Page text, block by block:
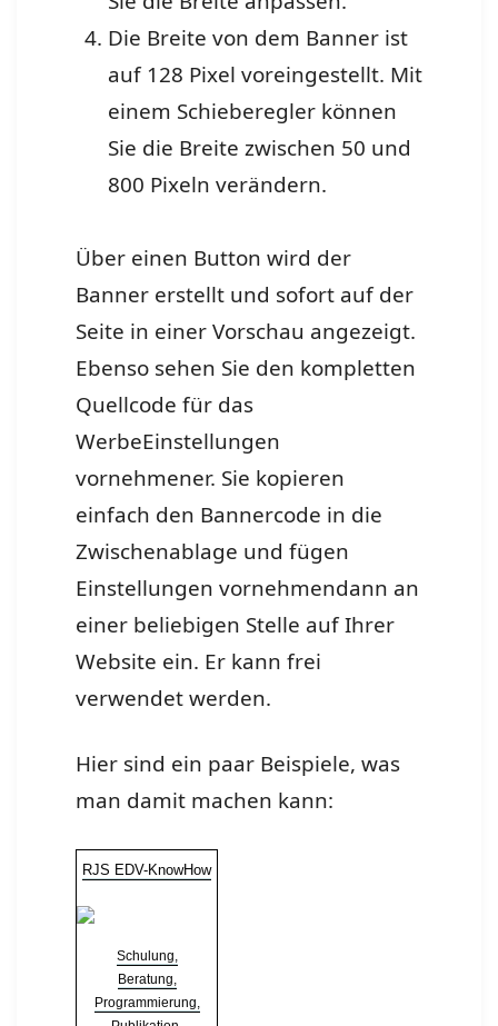
Die Breite von dem Banner ist
auf 128 Pixel voreingestellt. Mit
einem Schieberegler können
Sie die Breite zwischen 50 und
800 Pixeln verändern.
Über einen Button wird der
Banner erstellt und sofort auf der
Seite in einer Vorschau angezeigt.
Ebenso sehen Sie den kompletten
Quellcode für das
WerbeEinstellungen
vornehmener. Sie kopieren
einfach den Bannercode in die
Zwischenablage und fügen
Einstellungen vornehmendann an
einer beliebigen Stelle auf Ihrer
Website ein. Er kann frei
verwendet werden.
Hier sind ein paar Beispiele, was
man damit machen kann:
RJS EDV-KnowHow
Schulung,
Beratung,
Programmierung,